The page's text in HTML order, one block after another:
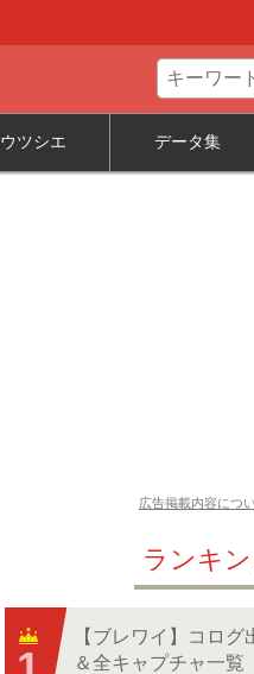
ウツシエ データ集
広告掲載内容につ
ランキ
【ブレワイ】コロ
＆全キャプチャ一覧